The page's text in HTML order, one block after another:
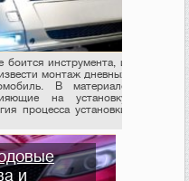
боится инструмента, и
монтаж дневных
В материале
на установку
процесса установки
и